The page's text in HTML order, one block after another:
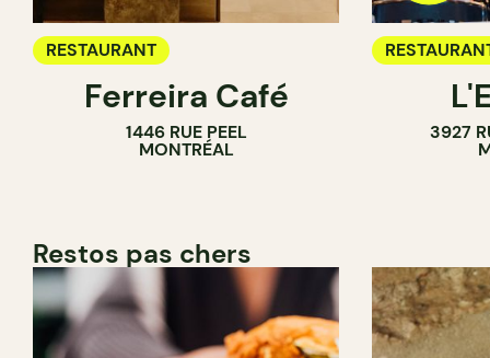
RESTAURANT
Ferreira Café
1446 RUE PEEL
MONTRÉAL
3927
Restos pas chers